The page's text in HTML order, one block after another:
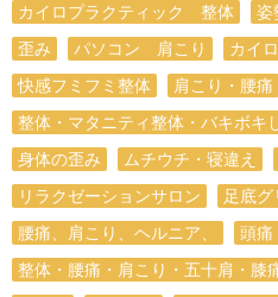
カイロプラクティック 整体
姿
歪み
パソコン 肩こり カイ
快感フミフミ整体
肩こり・腰痛
整体・マタニティ整体・バキボキ
身体の歪み
ムチウチ・寝違え
リラクゼーションサロン
足底
腰痛、肩こり、ヘルニア、
頭痛
整体・腰痛・肩こり・五十肩・膝